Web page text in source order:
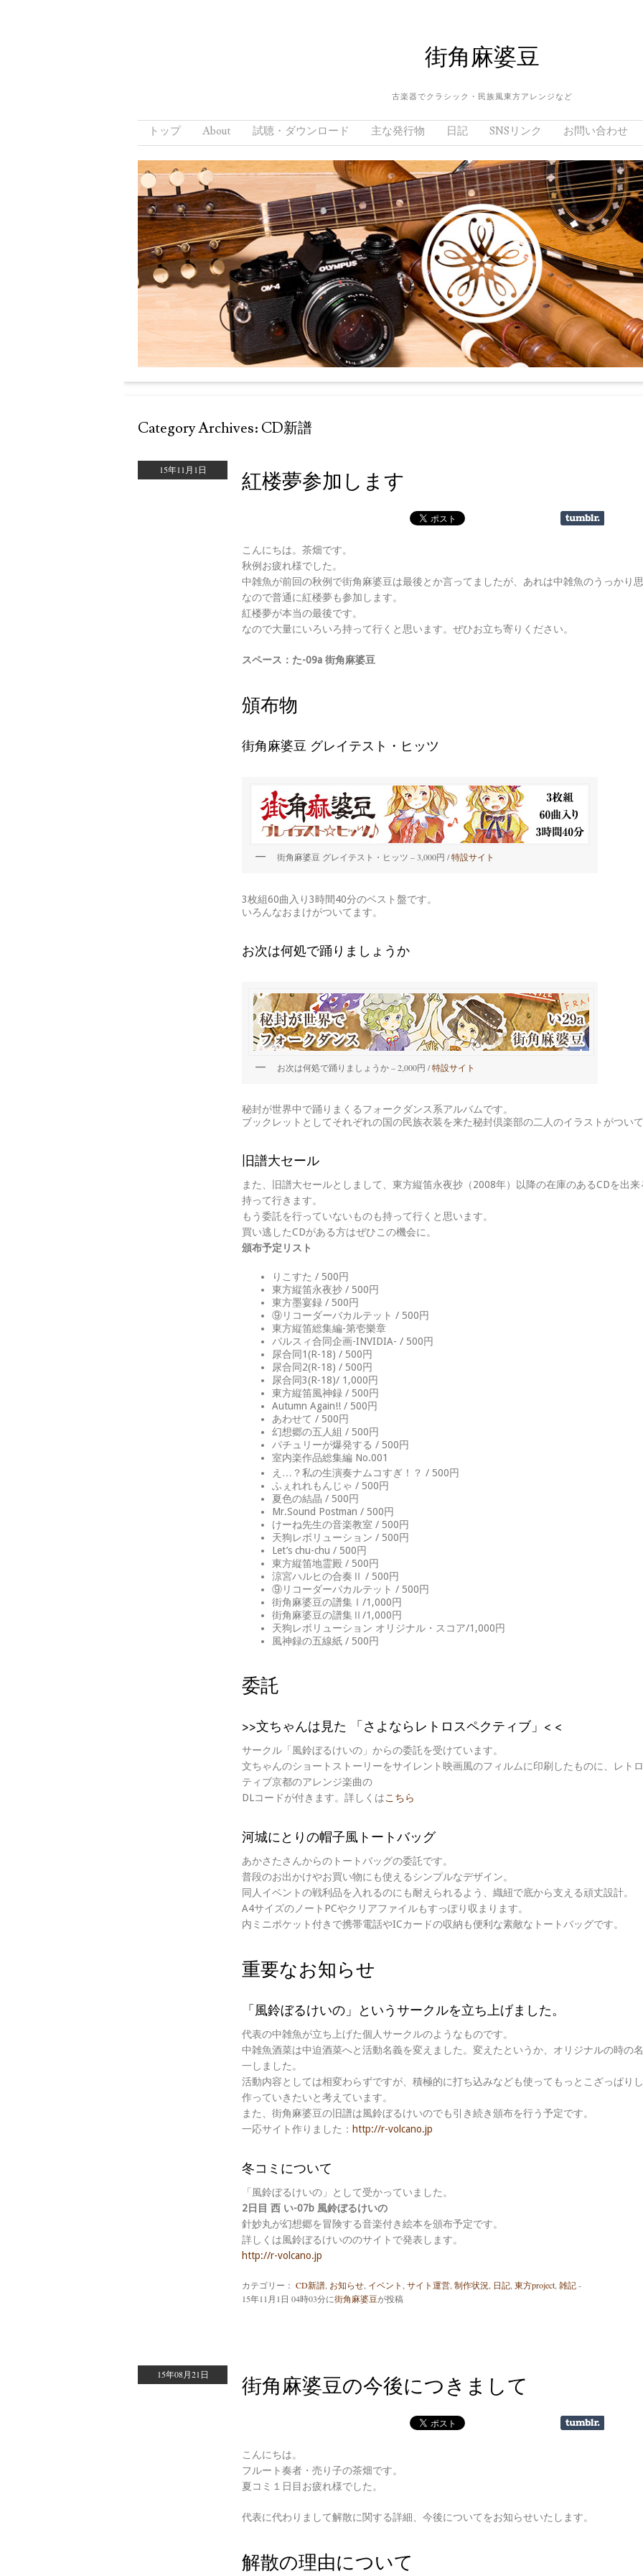
街角麻婆豆
古楽器でクラシック・民族風東方アレンジなど
Menu
Skip to content
トップ About 試聴・ダウンロード 主な発行物 日記 SNSリンク お問い合わせ
Category Archives: CD新譜
15年11月1日 紅楼夢参加します
こんにちは。茶畑です。
秋例お疲れ様でした。
中雑魚が前回の秋例で街角麻婆豆は最後とか言ってましたが、あれは中雑魚のうっかり
なので普通に紅楼夢も参加します。
紅楼夢が本当の最後です。
なので大量にいろいろ持って行くと思います。ぜひお立ち寄りください。
スペース：た-09a 街角麻婆豆
頒布物
街角麻婆豆 グレイテスト・ヒッツ
街角麻婆豆 グレイテスト・ヒッツ – 3,000円 /特設サイト
3枚組60曲入り3時間40分のベスト盤です。
いろんなおまけがついてます。
お次は何処で踊りましょうか
お次は何処で踊りましょうか – 2,000円 /特設サイト
秘封が世界中で踊りまくるフォークダンス系アルバムです。
ブックレットとしてそれぞれの国の民族衣装を来た秘封倶楽部の二人のイラストがつい
旧譜大セール
また、旧譜大セールとしまして、東方縦笛永夜抄（2008年）以降の在庫のあるCDを出来
持って行きます。
もう委託を行っていないものも持って行くと思います。
買い逃したCDがある方はぜひこの機会に。
頒布予定リスト
りこすた / 500円
東方縦笛永夜抄 / 500円
東方墨宴録 / 500円
⑨リコーダーバカルテット / 500円
東方縦笛総集編-第壱樂章
パルスィ合同企画-INVIDIA- / 500円
尿合同1(R-18) / 500円
尿合同2(R-18) / 500円
尿合同3(R-18)/ 1,000円
東方縦笛風神録 / 500円
Autumn Again!! / 500円
あわせて / 500円
幻想郷の五人組 / 500円
パチュリーが爆発する / 500円
室内楽作品総集編 No.001
え…？私の生演奏ナムコすぎ！？ / 500円
ふぇれれもんじゃ / 500円
夏色の結晶 / 500円
Mr.Sound Postman / 500円
けーね先生の音楽教室 / 500円
天狗レボリューション / 500円
Let’s chu-chu / 500円
東方縦笛地霊殿 / 500円
涼宮ハルヒの合奏Ⅱ / 500円
⑨リコーダーバカルテット / 500円
街角麻婆豆の譜集Ⅰ/1,000円
街角麻婆豆の譜集Ⅱ/1,000円
天狗レボリューション オリジナル・スコア/1,000円
風神録の五線紙 / 500円
委託
>>文ちゃんは見た 「さよならレトロスペクティブ」< <
サークル「風鈴ぼるけいの」からの委託を受けています。
文ちゃんのショートストーリーをサイレント映画風のフィルムに印刷したものに、レト
ティブ京都のアレンジ楽曲の
DLコードが付きます。詳しくはこちら
河城にとりの帽子風トートバッグ
あかさたさんからのトートバッグの委託です。
普段のお出かけやお買い物にも使えるシンプルなデザイン。
同人イベントの戦利品を入れるのにも耐えられるよう、織紐で底から支える頑丈設計。
A4サイズのノートPCやクリアファイルもすっぽり収まります。
内ミニポケット付きで携帯電話やICカードの収納も便利な素敵なトートバッグです。
重要なお知らせ
「風鈴ぼるけいの」というサークルを立ち上げました。
代表の中雑魚が立ち上げた個人サークルのようなものです。
中雑魚酒菜は中迫酒菜へと活動名義を変えました。変えたというか、オリジナルの時の
一しました。
活動内容としては相変わらずですが、積極的に打ち込みなども使ってもっとこざっぱり
作っていきたいと考えています。
また、街角麻婆豆の旧譜は風鈴ぼるけいのでも引き続き頒布を行う予定です。
一応サイト作りました： http://r-volcano.jp
冬コミについて
「風鈴ぼるけいの」として受かっていました。
2日目 西 い-07b 風鈴ぼるけいの
針妙丸が幻想郷を冒険する音楽付き絵本を頒布予定です。
詳しくは風鈴ぼるけいののサイトで発表します。
http://r-volcano.jp
カテゴリー： CD新譜 お知らせ イベント サイト運営 制作状況 日記 東方project 雑記-
15年11月1日 04時03分に街角麻婆豆が投稿
15年08月21日 街角麻婆豆の今後につきまして
こんにちは。
フルート奏者・売り子の茶畑です。
夏コミ１日目お疲れ様でした。
代表に代わりまして解散に関する詳細、今後についてをお知らせいたします。
解散の理由について